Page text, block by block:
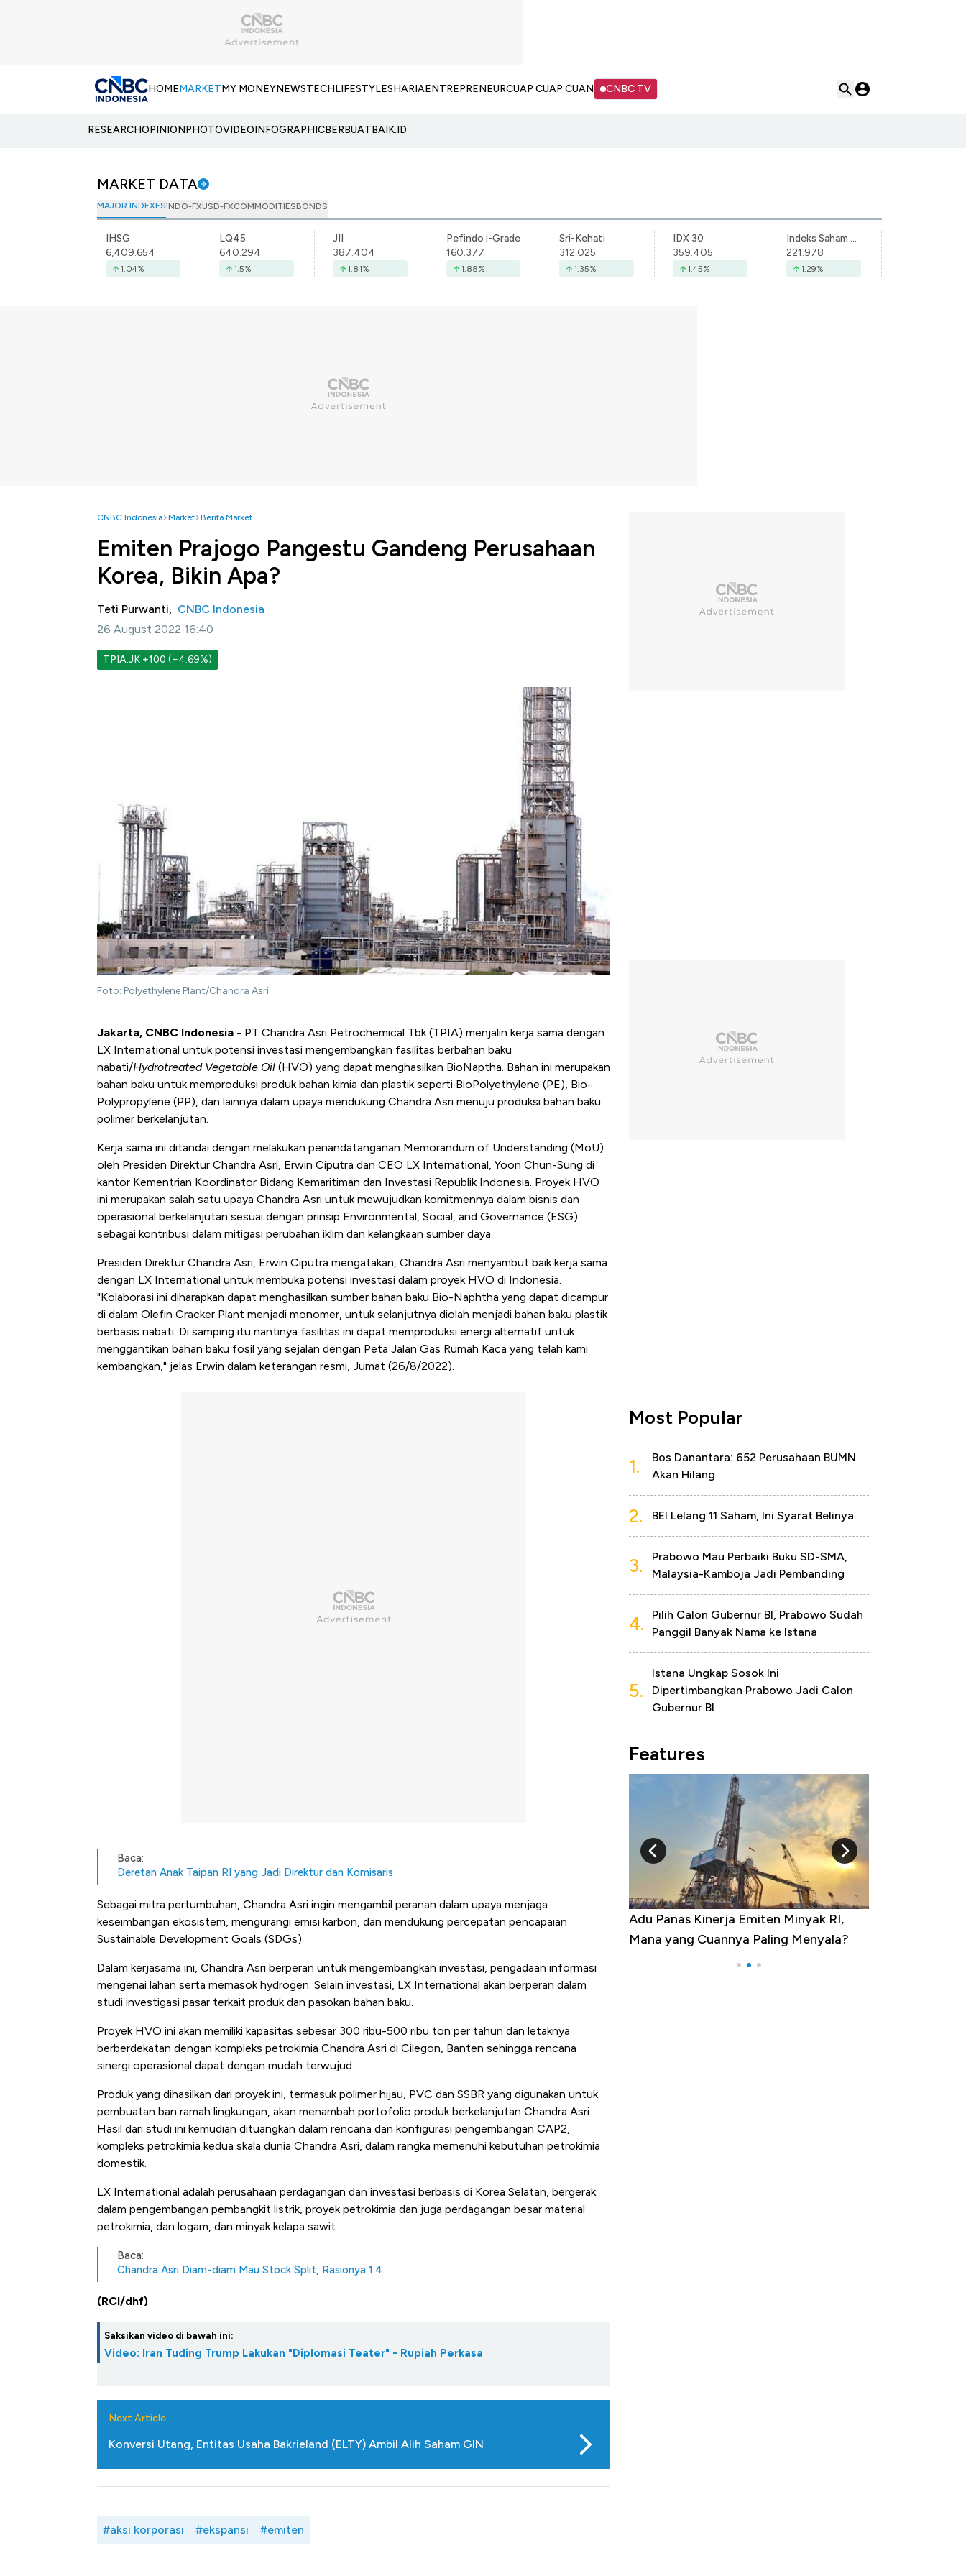
HOMEMARKETMY MONEYNEWSTECHLIFESTYLESHARIAENTREPRENEURCUAP CUAP CUAN CNBC TV
RESEARCHOPINIONPHOTOVIDEOINFOGRAPHICBERBUATBAIK.ID
MARKET DATA
MAJOR INDEXESINDO-FXUSD-FXCOMMODITIESBONDS
IHSG
6,409.654
1.04%
LQ45
640.294
1.5%
JII
387.404
1.81%
Pefindo i-Grade
160.377
1.88%
Sri-Kehati
312.025
1.35%
IDX 30
359.405
1.45%
Indeks Saham Syariah Indonesia
221.978
1.29%
CNBC Indonesia Market Berita Market
Emiten Prajogo Pangestu Gandeng Perusahaan
Korea, Bikin Apa?
Teti Purwanti, CNBC Indonesia
26 August 2022 16:40
TPIA.JK +100 (+4.69%)
Foto: Polyethylene Plant/Chandra Asri
Jakarta, CNBC Indonesia - PT Chandra Asri Petrochemical Tbk (TPIA) menjalin kerja sama dengan
LX International untuk potensi investasi mengembangkan fasilitas berbahan baku
nabati/Hydrotreated Vegetable Oil (HVO) yang dapat menghasilkan BioNaptha. Bahan ini merupakan
bahan baku untuk memproduksi produk bahan kimia dan plastik seperti BioPolyethylene (PE), Bio-
Polypropylene (PP), dan lainnya dalam upaya mendukung Chandra Asri menuju produksi bahan baku
polimer berkelanjutan.
Kerja sama ini ditandai dengan melakukan penandatanganan Memorandum of Understanding (MoU)
oleh Presiden Direktur Chandra Asri, Erwin Ciputra dan CEO LX International, Yoon Chun-Sung di
kantor Kementrian Koordinator Bidang Kemaritiman dan Investasi Republik Indonesia. Proyek HVO
ini merupakan salah satu upaya Chandra Asri untuk mewujudkan komitmennya dalam bisnis dan
operasional berkelanjutan sesuai dengan prinsip Environmental, Social, and Governance (ESG)
sebagai kontribusi dalam mitigasi perubahan iklim dan kelangkaan sumber daya.
Presiden Direktur Chandra Asri, Erwin Ciputra mengatakan, Chandra Asri menyambut baik kerja sama
dengan LX International untuk membuka potensi investasi dalam proyek HVO di Indonesia.
"Kolaborasi ini diharapkan dapat menghasilkan sumber bahan baku Bio-Naphtha yang dapat dicampur
di dalam Olefin Cracker Plant menjadi monomer, untuk selanjutnya diolah menjadi bahan baku plastik
berbasis nabati. Di samping itu nantinya fasilitas ini dapat memproduksi energi alternatif untuk
menggantikan bahan baku fosil yang sejalan dengan Peta Jalan Gas Rumah Kaca yang telah kami
kembangkan," jelas Erwin dalam keterangan resmi, Jumat (26/8/2022).
Baca:
Deretan Anak Taipan RI yang Jadi Direktur dan Komisaris
Sebagai mitra pertumbuhan, Chandra Asri ingin mengambil peranan dalam upaya menjaga
keseimbangan ekosistem, mengurangi emisi karbon, dan mendukung percepatan pencapaian
Sustainable Development Goals (SDGs).
Dalam kerjasama ini, Chandra Asri berperan untuk mengembangkan investasi, pengadaan informasi
mengenai lahan serta memasok hydrogen. Selain investasi, LX International akan berperan dalam
studi investigasi pasar terkait produk dan pasokan bahan baku.
Proyek HVO ini akan memiliki kapasitas sebesar 300 ribu-500 ribu ton per tahun dan letaknya
berberdekatan dengan kompleks petrokimia Chandra Asri di Cilegon, Banten sehingga rencana
sinergi operasional dapat dengan mudah terwujud.
Produk yang dihasilkan dari proyek ini, termasuk polimer hijau, PVC dan SSBR yang digunakan untuk
pembuatan ban ramah lingkungan, akan menambah portofolio produk berkelanjutan Chandra Asri.
Hasil dari studi ini kemudian dituangkan dalam rencana dan konfigurasi pengembangan CAP2,
kompleks petrokimia kedua skala dunia Chandra Asri, dalam rangka memenuhi kebutuhan petrokimia
domestik.
LX International adalah perusahaan perdagangan dan investasi berbasis di Korea Selatan, bergerak
dalam pengembangan pembangkit listrik, proyek petrokimia dan juga perdagangan besar material
petrokimia, dan logam, dan minyak kelapa sawit.
Baca:
Chandra Asri Diam-diam Mau Stock Split, Rasionya 1:4
(RCI/dhf)
Saksikan video di bawah ini:
Video: Iran Tuding Trump Lakukan "Diplomasi Teater" - Rupiah Perkasa
Next Article
Konversi Utang, Entitas Usaha Bakrieland (ELTY) Ambil Alih Saham GIN
#aksi korporasi #ekspansi #emiten
Most Popular
1.
Bos Danantara: 652 Perusahaan BUMN
Akan Hilang
2. BEI Lelang 11 Saham, Ini Syarat Belinya
3.
Prabowo Mau Perbaiki Buku SD-SMA,
Malaysia-Kamboja Jadi Pembanding
4.
Pilih Calon Gubernur BI, Prabowo Sudah
Panggil Banyak Nama ke Istana
5.
Istana Ungkap Sosok Ini
Dipertimbangkan Prabowo Jadi Calon
Gubernur BI
Features
Kongo Tutup Keran Ekspor, Harga
Adu Panas Kinerja Emiten Minyak RI,
Mana yang Cuannya Paling Menyala?